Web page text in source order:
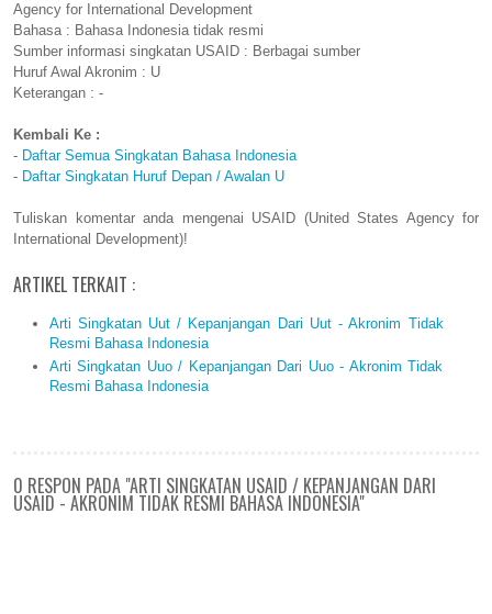
Agency for International Development
Bahasa : Bahasa Indonesia tidak resmi
Sumber informasi singkatan USAID : Berbagai sumber
Huruf Awal Akronim : U
Keterangan : -
Kembali Ke :
- Daftar Semua Singkatan Bahasa Indonesia
- Daftar Singkatan Huruf Depan / Awalan U
Tuliskan komentar anda mengenai USAID (United States Agency for
International Development)!
ARTIKEL TERKAIT :
Arti Singkatan Uut / Kepanjangan Dari Uut - Akronim Tidak
Resmi Bahasa Indonesia
Arti Singkatan Uuo / Kepanjangan Dari Uuo - Akronim Tidak
Resmi Bahasa Indonesia
0 RESPON PADA "ARTI SINGKATAN USAID / KEPANJANGAN DARI
USAID - AKRONIM TIDAK RESMI BAHASA INDONESIA"